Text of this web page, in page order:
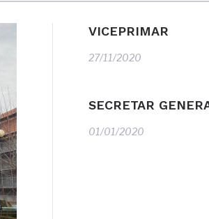
VICEPRIMAR
27/11/2020
SECRETAR
01/01/2020